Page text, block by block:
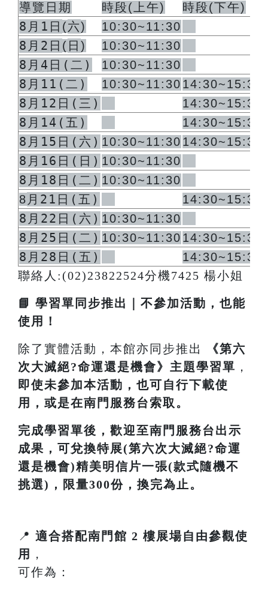
導覽日期
時段( 上午) 時段(下午)
8月1日 (六) 10:30~11:30
8月2日 ( 日 ) 10:30~11:30
8月4日(二) 10:30~11:30
8月11(二) 10:30~11:30 14:30~15:30
8月12日(三) 14:30~15:30
8月14(五) 14:30~15:30
8月15日(六) 10:30~11:30 14:30~15:30
8月16日(日) 10:30~11:30
8月18日(二) 10:30~11:30
8 月21日(五) 14:30~15:30
8月22日(六) 10:30~11:30
8月25日(二) 10:30~11:30 14:30~15:30
8月28日(五)
14:30~15:30
聯絡人:(02)23822524分機7425 楊小姐
📘 學習單同步推出｜不參加活動，也能
使用！
除了實體活動，本館亦同步推出 《第六
次大滅絕?命運還是機會》主題學習單 ，
即使未參加本活動，也可自行下載使
用，或是在南門服務台索取。
完成學習單後，歡迎至南門服務台出示
成果，可兌換特展(第六次大滅絕?命運
還是機會)精美明信片一張(款式隨機不
挑選)，限量300份，換完為止。
📍 適合搭配南門館 2 樓展場自由參觀使
用
，
可作為：